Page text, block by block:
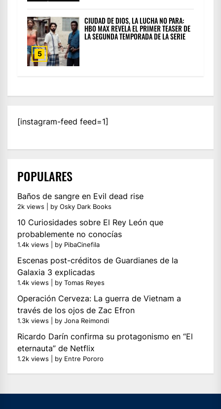
5
CIUDAD DE DIOS, LA LUCHA NO PARA:
HBO MAX REVELA EL PRIMER TEASER DE
LA SEGUNDA TEMPORADA DE LA SERIE
[instagram-feed feed=1]
POPULARES
Baños de sangre en Evil dead rise
2k views by Osky Dark Books
10 Curiosidades sobre El Rey León que
probablemente no conocías
1.4k views by PibaCinefila
Escenas post-créditos de Guardianes de la
Galaxia 3 explicadas
1.4k views by Tomas Reyes
Operación Cerveza: La guerra de Vietnam a
través de los ojos de Zac Efron
1.3k views by Jona Reimondi
Ricardo Darín confirma su protagonismo en “El
eternauta” de Netflix
1.2k views by Entre Pororo